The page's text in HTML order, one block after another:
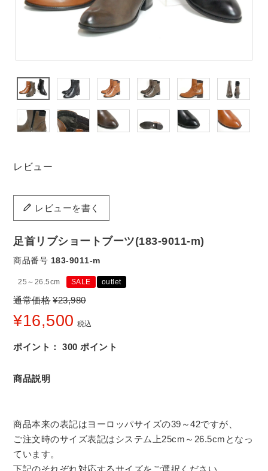
レビュー
レビューを書く
足首リブショートブーツ(183-9011-m)
商品番号 183-9011-m
25～26.5cm SALE outlet
通常価格 ¥23,980
¥16,500 税込
ポイント： 300 ポイント
商品説明
商品本来の表記はヨーロッパサイズの39～42ですが、
ご注文時のサイズ表記はシステム上25cm～26.5cmとなっ
ています。
下記のそれぞれ対応するサイズをご選択ください。